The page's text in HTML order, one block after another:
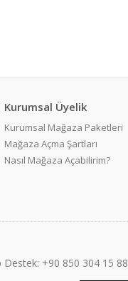
Kurumsal Üyelik
Kurumsal Mağaza Paketleri
Mağaza Açma Şartları
Nasıl Mağaza Açabilirim?
Destek: +90 850 304 15 88